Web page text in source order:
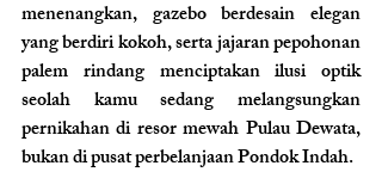
menenangkan, gazebo berdesain elegan
yang berdiri kokoh, serta jajaran pepohonan
palem rindang menciptakan ilusi optik
seolah kamu sedang melangsungkan
pernikahan di resor mewah Pulau Dewata,
bukan di pusat perbelanjaan Pondok Indah.